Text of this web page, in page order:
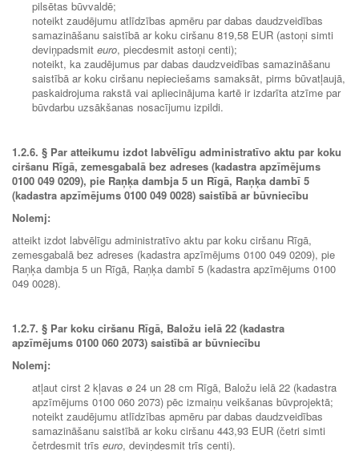
pilsētas būvvaldē;
noteikt zaudējumu atlīdzības apmēru par dabas daudzveidības
samazināšanu saistībā ar koku ciršanu 819,58 EUR (astoņi simti
deviņpadsmit euro, piecdesmit astoņi centi);
noteikt, ka zaudējumus par dabas daudzveidības samazināšanu
saistībā ar koku ciršanu nepieciešams samaksāt, pirms būvatļaujā,
paskaidrojuma rakstā vai apliecinājuma kartē ir izdarīta atzīme par
būvdarbu uzsākšanas nosacījumu izpildi.
1.2.6. § Par atteikumu izdot labvēlīgu administratīvo aktu par koku
ciršanu Rīgā, zemesgabalā bez adreses (kadastra apzīmējums
0100 049 0209), pie Raņķa dambja 5 un Rīgā, Raņķa dambī 5
(kadastra apzīmējums 0100 049 0028) saistībā ar būvniecību
Nolemj:
atteikt izdot labvēlīgu administratīvo aktu par koku ciršanu Rīgā,
zemesgabalā bez adreses (kadastra apzīmējums 0100 049 0209), pie
Raņķa dambja 5 un Rīgā, Raņķa dambī 5 (kadastra apzīmējums 0100
049 0028).
1.2.7. § Par koku ciršanu Rīgā, Baložu ielā 22 (kadastra
apzīmējums 0100 060 2073) saistībā ar būvniecību
Nolemj:
atļaut cirst 2 kļavas ø 24 un 28 cm Rīgā, Baložu ielā 22 (kadastra
apzīmējums 0100 060 2073) pēc izmaiņu veikšanas būvprojektā;
noteikt zaudējumu atlīdzības apmēru par dabas daudzveidības
samazināšanu saistībā ar koku ciršanu 443,93 EUR (četri simti
četrdesmit trīs euro, deviņdesmit trīs centi).